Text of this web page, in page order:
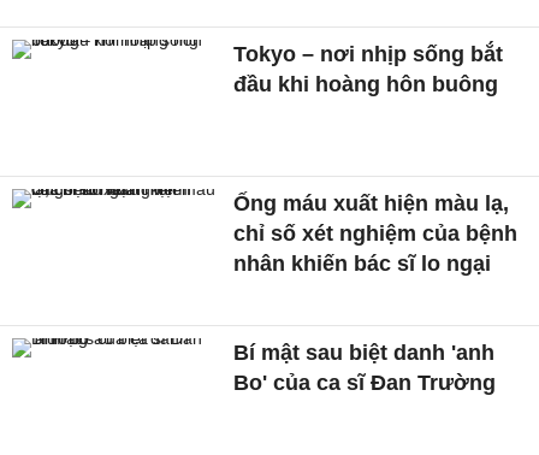
Tokyo – nơi nhịp sống bắt
đầu khi hoàng hôn buông
Ống máu xuất hiện màu lạ,
chỉ số xét nghiệm của bệnh
nhân khiến bác sĩ lo ngại
Bí mật sau biệt danh 'anh
Bo' của ca sĩ Đan Trường